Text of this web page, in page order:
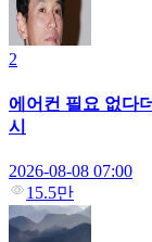
2
에어컨 필요 없다
시
2026-08-08 07:00
15.5만